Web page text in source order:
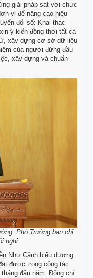
giải pháp sát với chức
vị để nâng cao hiệu
đổi số: Khai thác
ý kiến đồng thời tất cả
xây dựng cơ sở dữ liệu
của người đứng đầu
xây dựng và chuẩn
Phó Trưởng ban chỉ
nghị
Như Cảnh biểu dương
được trong công tác
đầu năm. Đồng chí